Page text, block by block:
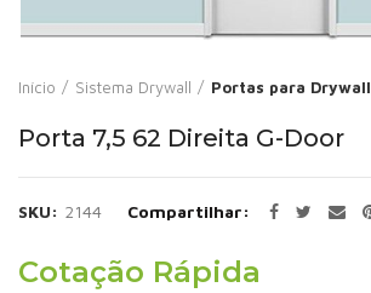
Início Sistema Drywall Portas para Drywall
Porta 7,5 62 Direita G-Door
SKU: 2144 Compartilhar
Cotação Rápida